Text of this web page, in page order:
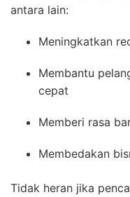
antara lain:
Meningkatkan
Membantu
cepat
Memberi rasa
Membedakan
Tidak heran jika